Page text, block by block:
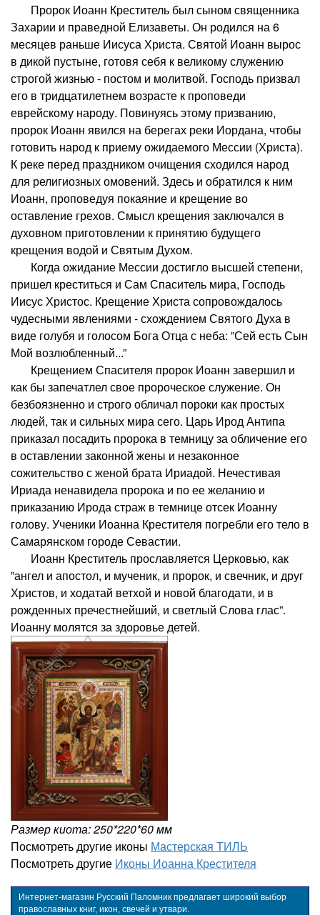
Пророк Иоанн Креститель был сыном священника
Захарии и праведной Елизаветы. Он родился на 6
месяцев раньше Иисуса Христа. Святой Иоанн вырос
в дикой пустыне, готовя себя к великому служению
строгой жизнью - постом и молитвой. Господь призвал
его в тридцатилетнем возрасте к проповеди
еврейскому народу. Повинуясь этому призванию,
пророк Иоанн явился на берегах реки Иордана, чтобы
готовить народ к приему ожидаемого Мессии (Христа).
К реке перед праздником очищения сходился народ
для религиозных омовений. Здесь и обратился к ним
Иоанн, проповедуя покаяние и крещение во
оставление грехов. Смысл крещения заключался в
духовном приготовлении к принятию будущего
крещения водой и Святым Духом.
Когда ожидание Мессии достигло высшей степени,
пришел креститься и Сам Спаситель мира, Господь
Иисус Христос. Крещение Христа сопровождалось
чудесными явлениями - схождением Святого Духа в
виде голубя и голосом Бога Отца с неба: ”Сей есть Сын
Мой возлюбленный...”
Крещением Спасителя пророк Иоанн завершил и
как бы запечатлел свое пророческое служение. Он
безбоязненно и строго обличал пороки как простых
людей, так и сильных мира сего. Царь Ирод Антипа
приказал посадить пророка в темницу за обличение его
в оставлении законной жены и незаконное
сожительство с женой брата Ириадой. Нечестивая
Ириада ненавидела пророка и по ее желанию и
приказанию Ирода страж в темнице отсек Иоанну
голову. Ученики Иоанна Крестителя погребли его тело в
Самарянском городе Севастии.
Иоанн Креститель прославляется Церковью, как
”ангел и апостол, и мученик, и пророк, и свечник, и друг
Христов, и ходатай ветхой и новой благодати, и в
рожденных пречестнейший, и светлый Слова глас”.
Иоанну молятся за здоровье детей.
Размер киота: 250*220*60 мм
Посмотреть другие иконы Мастерская ТИЛЬ
Посмотреть другие Иконы Иоанна Крестителя
Интернет-магазин Русский Паломник предлагает широкий выбор
православных книг, икон, свечей и утвари.